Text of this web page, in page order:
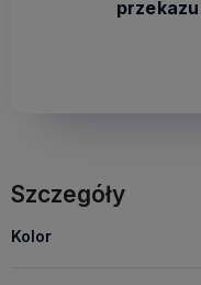
Szczegóły
Kolor